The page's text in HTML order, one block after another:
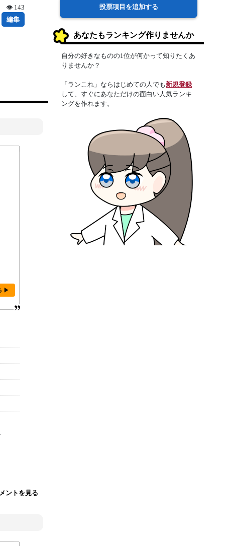
👁 143
編集
▶
ントを見る
投票項目を追加する
あなたもランキング作りませんか
自分の好きなものの1位が何かって知りたくあ
りませんか？
「ランこれ」ならはじめての人でも新規登録
して、すぐにあなただけの面白い人気ランキ
ングを作れます。